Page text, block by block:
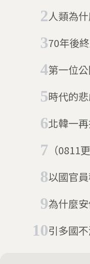
人類為
70年後
第一位
時代的
北韓一再挑釁 川普：小
（0811
些被遺
以國官
為什麼安
引多國